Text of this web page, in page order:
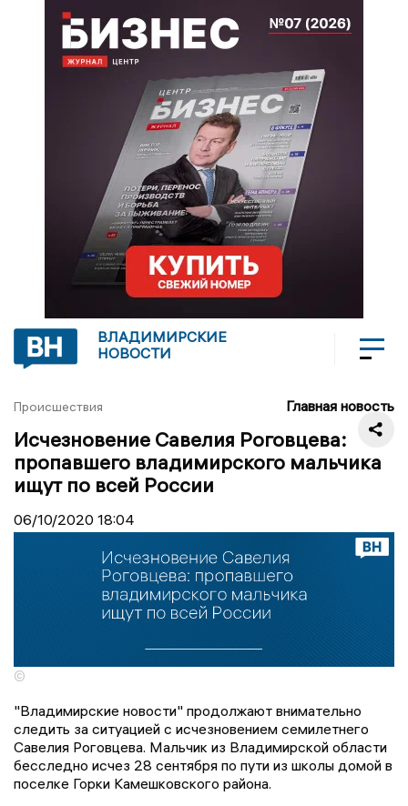
ВЛАДИМИРСКИЕ
НОВОСТИ
Происшествия Главная новость
Исчезновение Савелия Роговцева:
пропавшего владимирского мальчика
ищут по всей России
06/10/2020 18:04
©
"Владимирские новости" продолжают внимательно
следить за ситуацией с исчезновением семилетнего
Савелия Роговцева. Мальчик из Владимирской области
бесследно исчез 28 сентября по пути из школы домой в
поселке Горки Камешковского района.